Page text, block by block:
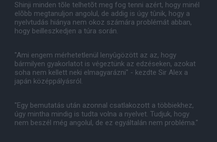
Shinji minden tõle telhetõt meg fog tenni azért, hogy minél
elõbb megtanuljon angolul, de addig is úgy tûnik, hogy a
nyelvtudás hiánya nem okoz számára problémát abban,
hogy beilleszkedjen a túra során.
"Ami engem mérhetetlenül lenyûgözött az az, hogy
bármilyen gyakorlatot is végeztünk az edzéseken, azokat
soha nem kellett neki elmagyarázni" - kezdte Sir Alex a
japán középpályásról.
"Egy bemutatás után azonnal csatlakozott a többiekhez,
úgy mintha mindig is tudta volna a nyelvet. Tudjuk, hogy
nem beszél még angolul, de ez egyáltalán nem probléma."